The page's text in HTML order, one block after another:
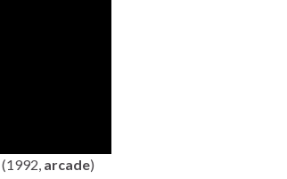
(1992, arcade)